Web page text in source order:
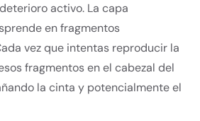
activo. La capa
en fragmentos
vez que intentas reproducir la
fragmentos en el cabezal del
la cinta y potencialmente el